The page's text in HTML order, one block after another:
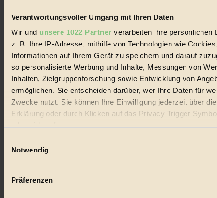
Verantwortungsvoller Umgang mit Ihren Daten
Wir und unsere 1022 Partner verarbeiten Ihre persönlichen
z. B. Ihre IP-Adresse, mithilfe von Technologien wie
Informationen auf Ihrem Gerät zu speichern und darauf
so personalisierte Werbung und Inhalte, Messungen von
Inhalten, Zielgruppenforschung sowie Entwicklung von
ermöglichen. Sie entscheiden darüber, wer Ihre Daten für
Zwecke nutzt. Sie können Ihre Einwilligung jederzeit über
Erklärung oder durch Klicken auf das Privacy Trigger
Wenn Sie es erlauben, würden wir auch gerne:
Ihr Gerät durch aktives Scannen nach bestimmten
Notwendig
Präferenzen
Handels mit Bioprodukten, des Fair-Trade sowie der Branche
Social Media
22.601 Fans auf Facebook
3.415 Follower auf Twitter
Folge uns auf Instagram
Themen
Bio
Vegan